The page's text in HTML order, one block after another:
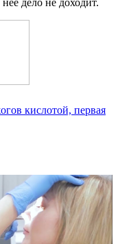
дело не доходит.
кислотой, первая